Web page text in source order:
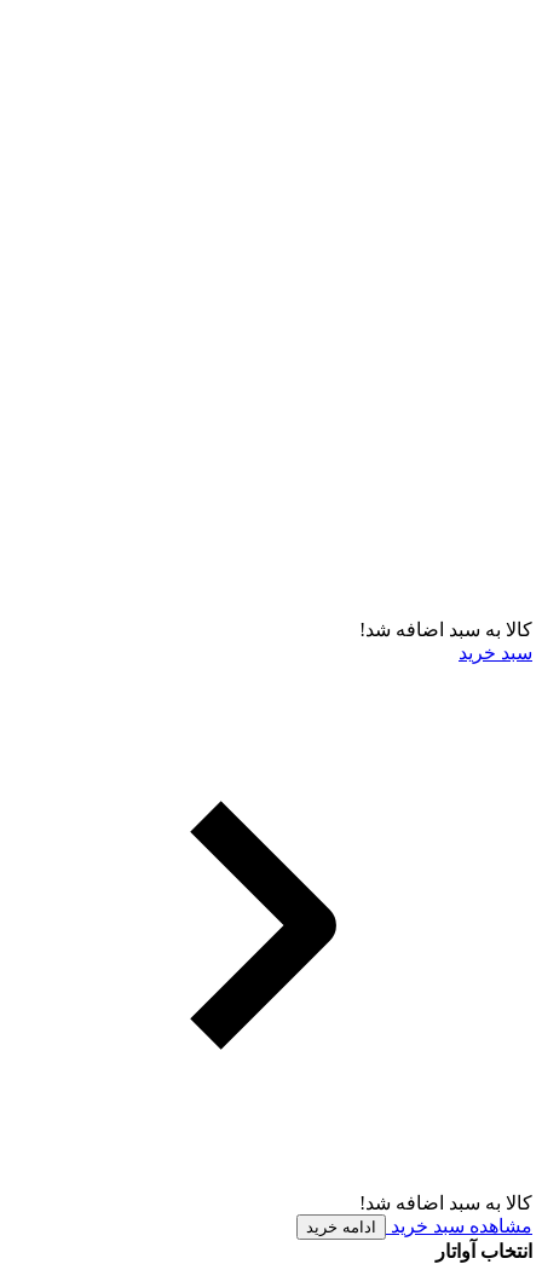
کالا به سبد اضافه شد!
سبد خرید
کالا به سبد اضافه شد!
مشاهده سبد خرید
ادامه خرید
انتخاب آواتار